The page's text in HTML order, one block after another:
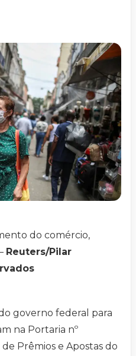
do comércio,
Reuters/Pilar
governo federal para
na Portaria nº
de Prêmios e Apostas do